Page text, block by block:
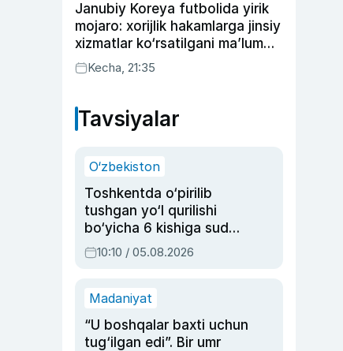
Janubiy Koreya futbolida yirik
mojaro: xorijlik hakamlarga jinsiy
xizmatlar ko‘rsatilgani ma’lum
qilindi
Kecha, 21:35
Tavsiyalar
O‘zbekiston
Toshkentda o‘pirilib
tushgan yo‘l qurilishi
bo‘yicha 6 kishiga sud
hukmi o‘qildi
10:10 / 05.08.2026
Madaniyat
“U boshqalar baxti uchun
tug‘ilgan edi”. Bir umr